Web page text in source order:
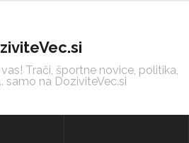
Trači, športne novice, politika,
samo na DoziviteVec.si